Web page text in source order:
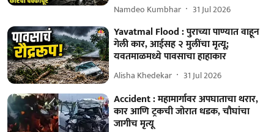
Namdeo Kumbhar 31 Jul 2026
Yavatmal Flood : पुराच्या पाण्यात वाहून
गेली कार, आईसह २ मुलींचा मृत्यू;
यवतमाळमध्ये पावसाचा हाहाकार
Alisha Khedekar 31 Jul 2026
Accident : महामार्गावर अपघाताचा थरार,
कार आणि ट्रकची जोरात धडक, चौघांचा
जागीच मृत्यू